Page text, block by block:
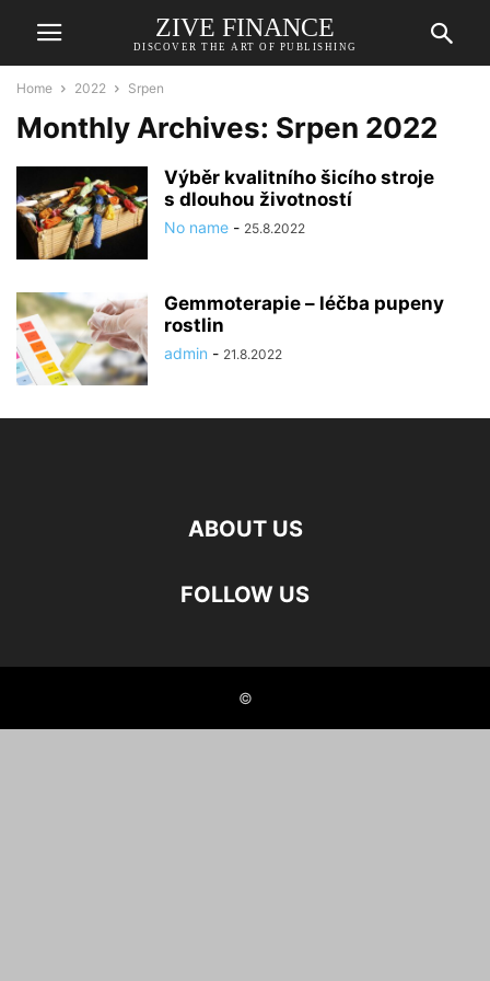
ZIVE FINANCE
DISCOVER THE ART OF PUBLISHING
Home 2022 Srpen
Monthly Archives: Srpen 2022
Výběr kvalitního šicího stroje
s dlouhou životností
No name - 25.8.2022
Gemmoterapie – léčba pupeny
rostlin
admin - 21.8.2022
ABOUT US
FOLLOW US
©